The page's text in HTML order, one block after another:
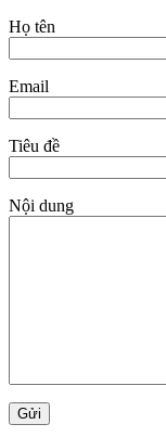
Họ tên
Email
Tiêu đề
Nội dung